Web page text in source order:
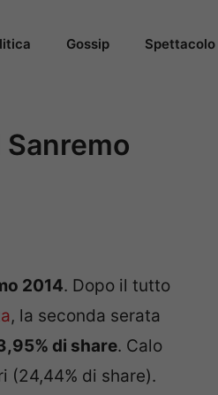
Gossip Spettacolo
2014. Dopo il tutto
, la seconda serata
di share. Calo
(24,44% di share).